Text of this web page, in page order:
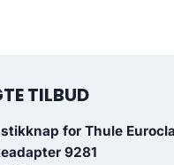
TILBUD
for Thule
9281